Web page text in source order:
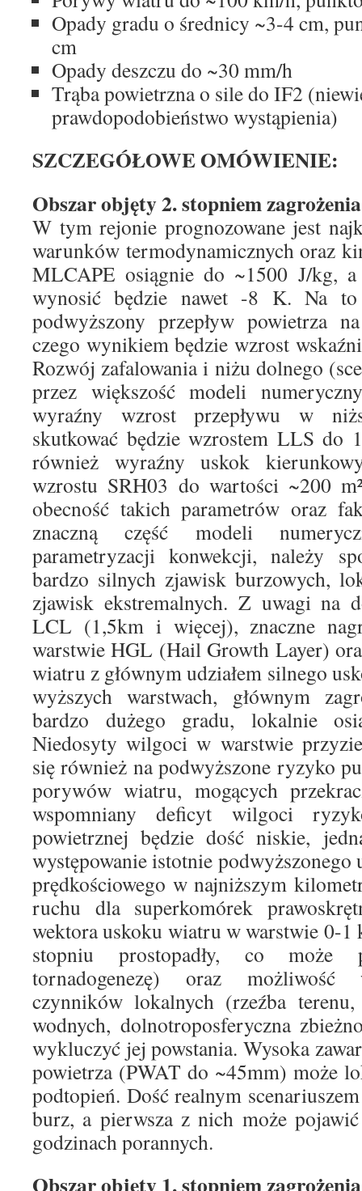
Opady gradu o średnicy ~3-4 cm,
cm
Opady deszczu do ~30 mm/h
Trąba powietrzna o sile do IF2
prawdopodobieństwo wystąpienia)
SZCZEGÓŁOWE OMÓWIENIE:
Obszar objęty 2. stopniem
W tym rejonie prognozowane jest
warunków termodynamicznych oraz
MLCAPE osiągnie do ~1500 J/kg,
wynosić będzie nawet -8 K. Na to
podwyższony przepływ powietrza
czego wynikiem będzie wzrost
Rozwój zafalowania i niżu dolnego
przez większość modeli
wyraźny wzrost przepływu w
skutkować będzie wzrostem LLS do
również wyraźny uskok
wzrostu SRH03 do wartości ~200
obecność takich parametrów oraz
znaczną część modeli
parametryzacji konwekcji, należy
bardzo silnych zjawisk burzowych,
zjawisk ekstremalnych. Z uwagi na
LCL (1,5km i więcej), znaczne
warstwie HGL (Hail Growth Layer)
wiatru z głównym udziałem silnego
wyższych warstwach, głównym
bardzo dużego gradu, lokalnie
Niedosyty wilgoci w warstwie
się również na podwyższone ryzyko
porywów wiatru, mogących
wspomniany deficyt wilgoci
powietrznej będzie dość niskie,
występowanie istotnie
prędkościowego w najniższym
ruchu dla superkomórek
wektora uskoku wiatru w warstwie 0-1
stopniu prostopadły, co może
tornadogenezę) oraz możliwość
czynników lokalnych (rzeźba
wodnych, dolnotroposferyczna
wykluczyć jej powstania. Wysoka
powietrza (PWAT do ~45mm) może
podtopień. Dość realnym
burz, a pierwsza z nich może
godzinach porannych.
Obszar objęty 1. stopniem